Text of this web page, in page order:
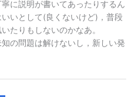
に説明が書いてあったりするん
いとして(良くないけど)，普段
たりもしないのかなあ。
の問題は解けないし，新しい発